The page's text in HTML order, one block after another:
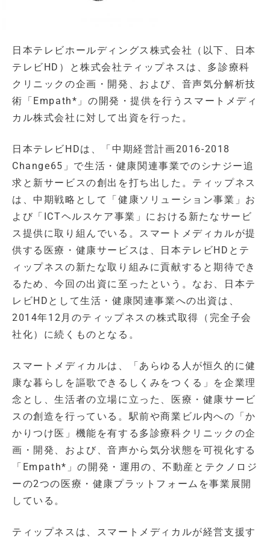
日本テレビホールディングス株式会社（以下、日本
テレビHD）と株式会社ティップネスは、多診療科
クリニックの企画・開発、および、音声気分解析技
術「Empath*」の開発・提供を行うスマートメディ
カル株式会社に対して出資を行った。
日本テレビHDは、「中期経営計画2016-2018
Change65」で⽣活・健康関連事業でのシナジー追
求と新サービスの創出を打ち出した。ティップネス
は、中期戦略として「健康ソリューション事業」お
よび「ICTヘルスケア事業」における新たなサービ
ス提供に取り組んでいる。スマートメディカルが提
供する医療・健康サービスは、日本テレビHDとテ
ィップネスの新たな取り組みに貢献すると期待でき
るため、今回の出資に至ったという。なお、日本テ
レビHDとして生活・健康関連事業への出資は、
2014年12月のティップネスの株式取得（完全子会
社化）に続くものとなる。
スマートメディカルは、「あらゆる人が恒久的に健
康な暮らしを謳歌できるしくみをつくる」を企業理
念とし、生活者の立場に立った、医療・健康サービ
スの創造を行っている。駅前や商業ビル内への「か
かりつけ医」機能を有する多診療科クリニックの企
画・開発、および、音声から気分状態を可視化する
「Empath*」の開発・運用の、不動産とテクノロジ
ーの2つの医療・健康プラットフォームを事業展開
している。
ティップネスは、スマートメディカルが経営支援す